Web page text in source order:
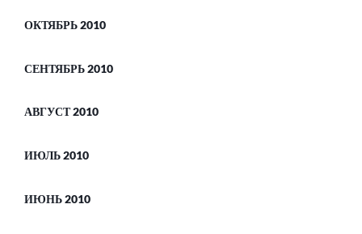
ОКТЯБРЬ 2010
СЕНТЯБРЬ 2010
АВГУСТ 2010
ИЮЛЬ 2010
ИЮНЬ 2010